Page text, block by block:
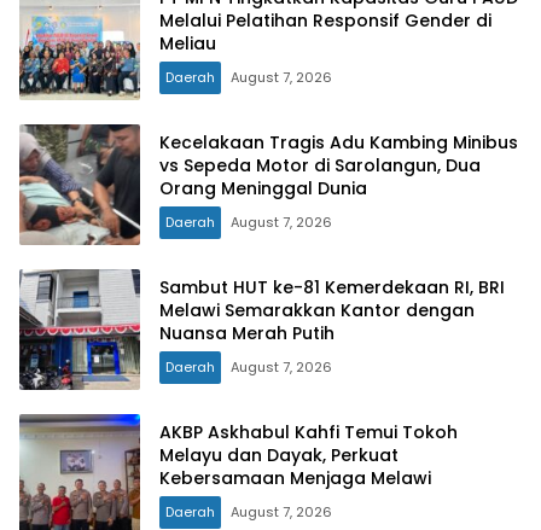
Melalui Pelatihan Responsif Gender di
Meliau
Daerah August 7, 2026
Kecelakaan Tragis Adu Kambing Minibus
vs Sepeda Motor di Sarolangun, Dua
Orang Meninggal Dunia
Daerah August 7, 2026
Sambut HUT ke-81 Kemerdekaan RI, BRI
Melawi Semarakkan Kantor dengan
Nuansa Merah Putih
Daerah August 7, 2026
AKBP Askhabul Kahfi Temui Tokoh
Melayu dan Dayak, Perkuat
Kebersamaan Menjaga Melawi
Daerah August 7, 2026